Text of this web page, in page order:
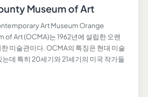
Museum of Art
Art Museum Orange
of Art (OCMA)는 1962년에 설립한 오렌
미술관이다. OCMA의 특징은 현대 미술
는데 특히 20세기와 21세기의 미국 작가들